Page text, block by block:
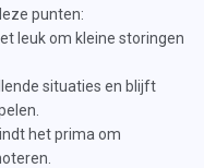
punten:
leuk om kleine storingen
situaties en blijft
het prima om